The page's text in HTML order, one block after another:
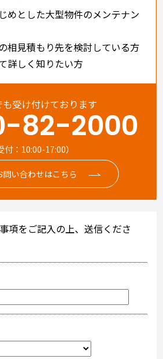
めとした大型物件のメンテナン
相見積もり先を検討している方
詳しく知りたい方
も受け付けております
82-2000
付：10:00-17:00）
問い合わせはこちら
項をご記入の上、送信くださ